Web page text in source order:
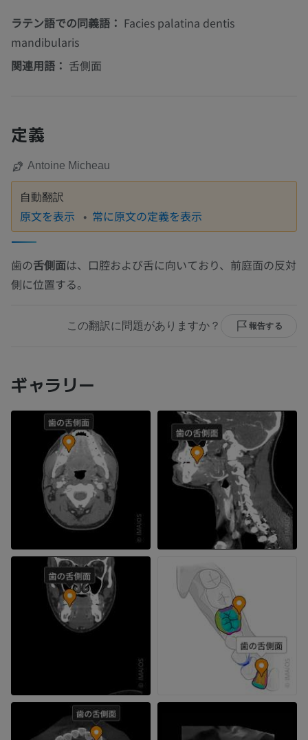
ラテン語での同義語： Facies palatina dentis
mandibularis
関連用語： 舌側面
定義
Antoine Micheau
自動翻訳
原文を表示 常に原文の定義を表示
歯の舌側面は、口腔および舌に向いており、前庭面の反対
側に位置する。
この翻訳に問題がありますか？ 報告する
ギャラリー